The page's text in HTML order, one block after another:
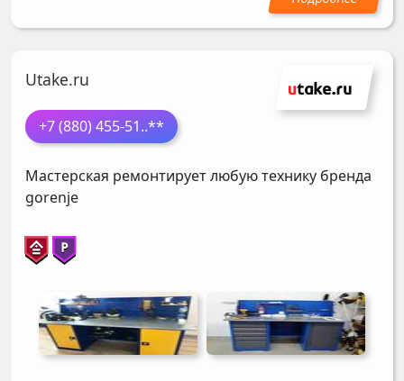
Utake.ru
+7 (880) 455-51..**
Мастерская ремонтирует любую технику бренда
gorenje